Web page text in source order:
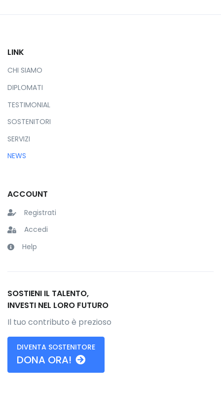
LINK
CHI SIAMO
DIPLOMATI
TESTIMONIAL
SOSTENITORI
SERVIZI
NEWS
ACCOUNT
Registrati
Accedi
Help
SOSTIENI IL TALENTO,
INVESTI NEL LORO FUTURO
Il tuo contributo è prezioso
DIVENTA SOSTENITORE
DONA ORA!